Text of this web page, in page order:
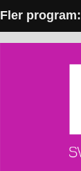
Fler program: